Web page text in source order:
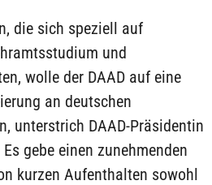
die sich speziell auf
und
wolle der DAAD auf eine
an deutschen
unterstrich DAAD-Präsidentin
gebe einen zunehmenden
kurzen Aufenthalten sowohl